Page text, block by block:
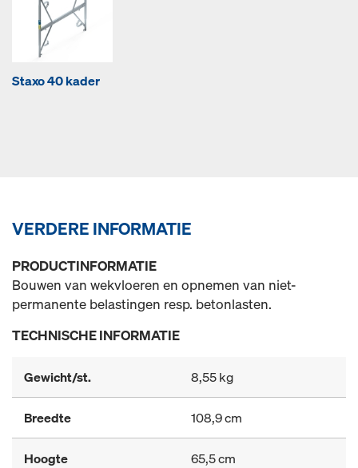
Staxo 40 kader
VERDERE INFORMATIE
PRODUCTINFORMATIE
Bouwen van wekvloeren en opnemen van niet-
permanente belastingen resp. betonlasten.
TECHNISCHE INFORMATIE
Gewicht/st. 8,55 kg
Breedte 108,9 cm
Hoogte 65,5 cm